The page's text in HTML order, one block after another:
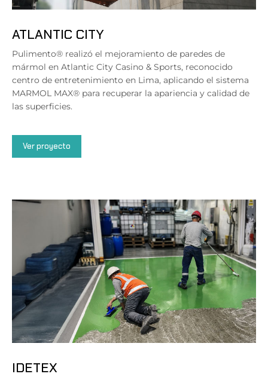
ATLANTIC CITY
Pulimento® realizó el mejoramiento de paredes de
mármol en Atlantic City Casino & Sports, reconocido
centro de entretenimiento en Lima, aplicando el sistema
MARMOL MAX® para recuperar la apariencia y calidad de
las superficies.
Ver proyecto
IDETEX